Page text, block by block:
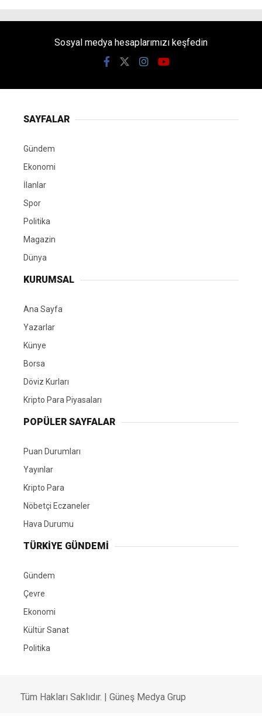
Sosyal medya hesaplarımızı keşfedin
SAYFALAR
Gündem
Ekonomi
İlanlar
Spor
Politika
Magazin
Dünya
KURUMSAL
Ana Sayfa
Yazarlar
Künye
Borsa
Döviz Kurları
Kripto Para Piyasaları
POPÜLER SAYFALAR
Puan Durumları
Yayınlar
Kripto Para
Nöbetçi Eczaneler
Hava Durumu
TÜRKIYE GÜNDEMI
Gündem
Çevre
Ekonomi
Kültür Sanat
Politika
Tüm Hakları Saklıdır. | Güneş Medya Grup